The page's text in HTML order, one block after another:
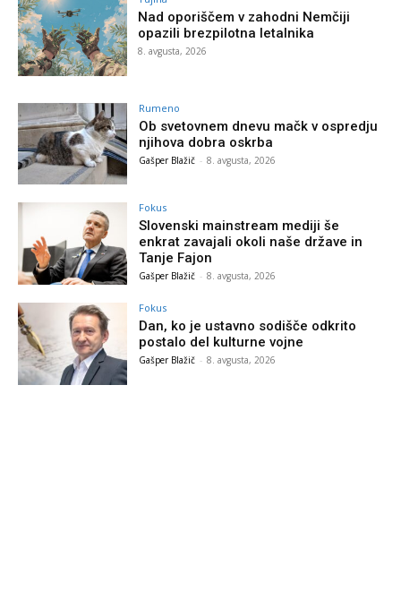
Nad oporiščem v zahodni Nemčiji
opazili brezpilotna letalnika
8. avgusta, 2026
Rumeno
Ob svetovnem dnevu mačk v ospredju
njihova dobra oskrba
Gašper Blažič - 8. avgusta, 2026
Fokus
Slovenski mainstream mediji še
enkrat zavajali okoli naše države in
Tanje Fajon
Gašper Blažič - 8. avgusta, 2026
Fokus
Dan, ko je ustavno sodišče odkrito
postalo del kulturne vojne
Gašper Blažič - 8. avgusta, 2026